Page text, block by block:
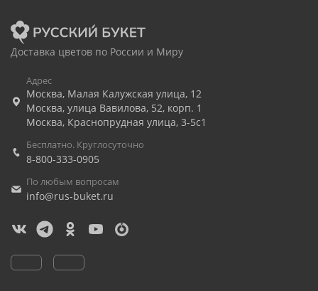
Доставка цветов по России и Миру
Адрес
Москва, Малая Калужская улица, 12
Москва, улица Вавилова, 52, корп. 1
Москва, Краснопрудная улица, 3-5с1
Бесплатно. Круглосуточно
8-800-333-0905
По любым вопросам
info@rus-buket.ru